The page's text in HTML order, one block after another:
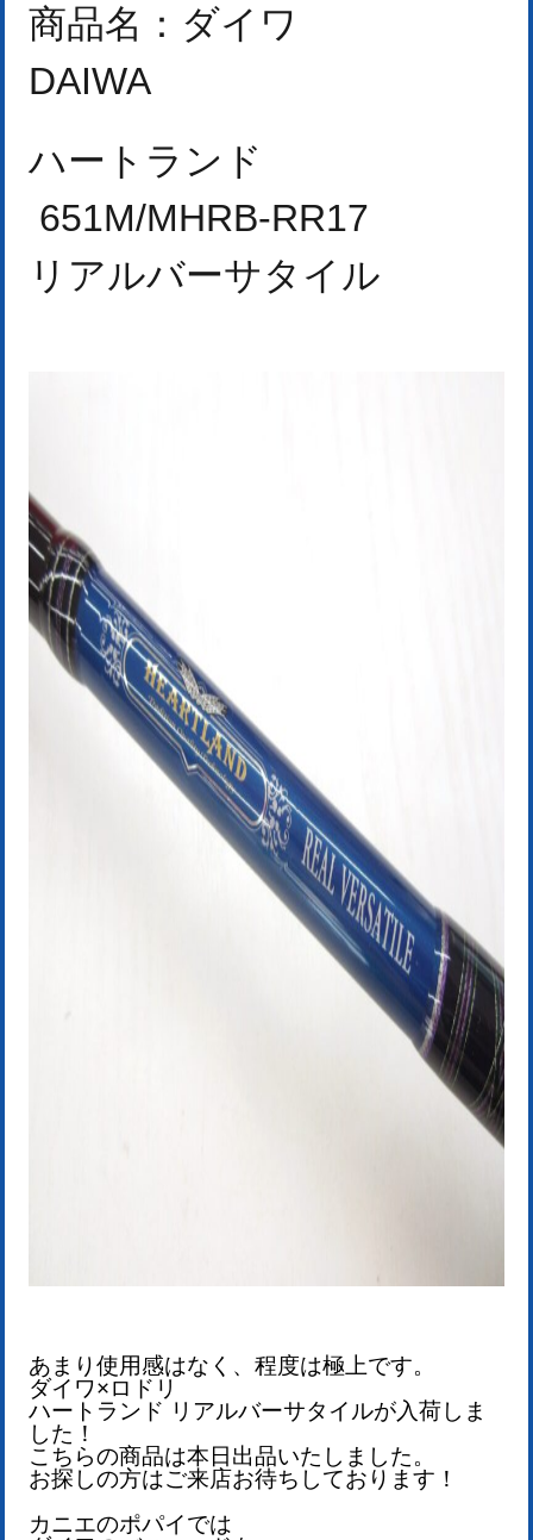
商品名： ダイワ
DAIWA
ハートランド
651M/MHRB-RR17
リアルバーサタイル
あまり使用感はなく、程度は極上です。
ダイワ×ロドリ
ハートランド リアルバーサタイルが入荷しま
した！
こちらの商品は本日出品いたしました。
お探しの方はご来店お待ちしております！
カニエのポパイでは